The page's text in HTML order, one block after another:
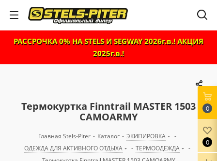
РАССРОЧКА 0% НА STELS И SEGWAY 2026г.в.! АКЦИЯ
2025г.в.!
Термокуртка Finntrail MASTER 1503
CAMOARMY
Главная Stels-Piter - Каталог - ЭКИПИРОВКА
-
ОДЕЖДА ДЛЯ АКТИВНОГО ОТДЫХА
- ТЕРМООДЕЖДА
-
0
0